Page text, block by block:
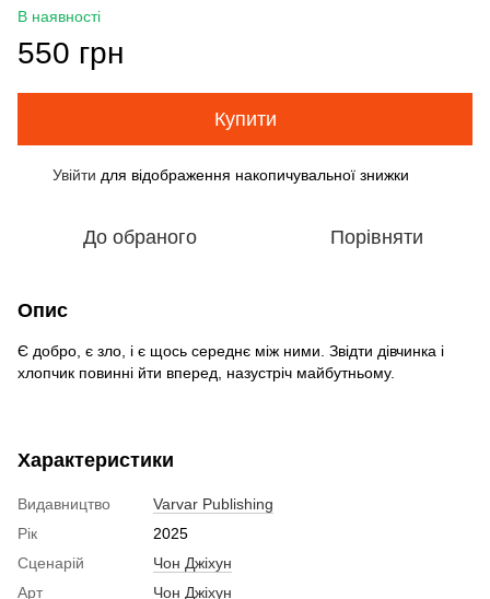
В наявності
550 грн
Купити
Увійти для відображення накопичувальної знижки
До обраного Порівняти
Опис
Є добро, є зло, і є щось середнє між ними. Звідти дівчинка і
хлопчик повинні йти вперед, назустріч майбутньому.
Характеристики
Видавництво
Varvar Publishing
Рік
2025
Сценарій
Чон Джіхун
Арт
Чон Джіхун